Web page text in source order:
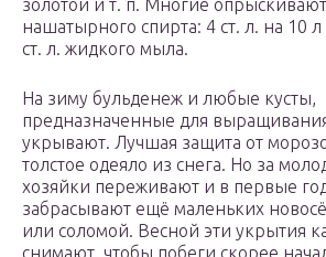
золотой и т. п. Многие
нашатырного спирта: 4 ст. л. на 10
ст. л. жидкого мыла.
На зиму бульденеж и любые кусты,
предназначенные для
укрывают. Лучшая защита от
толстое одеяло из снега. Но за
хозяйки переживают и в первые
забрасывают ещё маленьких
или соломой. Весной эти укрытия
снимают, чтобы побеги скорее